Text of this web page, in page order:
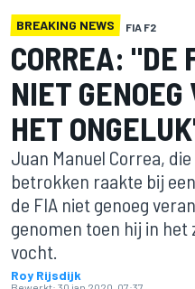
BREAKING NEWS FIA F2
CORREA: "DE
NIET GENOEG
HET
Juan Manuel Correa,
betrokken raakte bij
de FIA niet genoeg
genomen toen hij in het
vocht.
Roy Rijsdijk